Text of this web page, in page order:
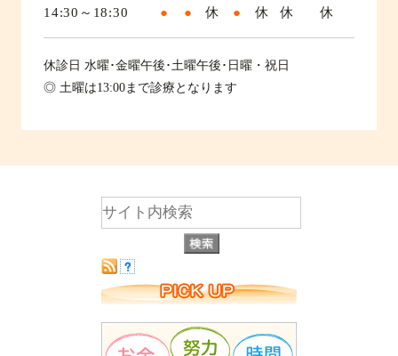
14:30～18:30
● ● 休 ● 休 休 休
休診日 水曜･金曜午後･土曜午後･日曜・祝日
◎ 土曜は13:00まで診療となります